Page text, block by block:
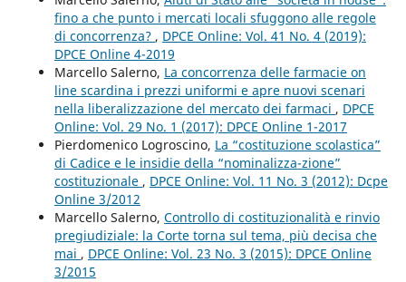
fino a che punto i mercati locali sfuggono alle regole
di concorrenza? , DPCE Online: Vol. 41 No. 4 (2019):
DPCE Online 4-2019
Marcello Salerno, La concorrenza delle farmacie on
line scardina i prezzi uniformi e apre nuovi scenari
nella liberalizzazione del mercato dei farmaci , DPCE
Online: Vol. 29 No. 1 (2017): DPCE Online 1-2017
Pierdomenico Logroscino, La “costituzione scolastica”
di Cadice e le insidie della “nominalizza-zione”
costituzionale , DPCE Online: Vol. 11 No. 3 (2012): Dcpe
Online 3/2012
Marcello Salerno, Controllo di costituzionalità e rinvio
pregiudiziale: la Corte torna sul tema, più decisa che
mai , DPCE Online: Vol. 23 No. 3 (2015): DPCE Online
3/2015